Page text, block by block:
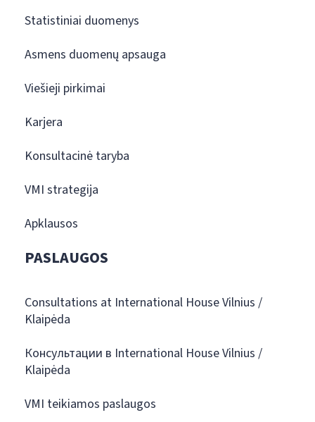
Statistiniai duomenys
Asmens duomenų apsauga
Viešieji pirkimai
Karjera
Konsultacinė taryba
VMI strategija
Apklausos
PASLAUGOS
Consultations at International House Vilnius /
Klaipėda
Консультации в International House Vilnius /
Klaipėda
VMI teikiamos paslaugos